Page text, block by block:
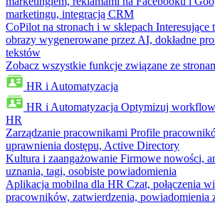
marketingu, integracją CRM
CoPilot na stronach i w sklepach Interesujące
obrazy wygenerowane przez AI, dokładne
tekstów
Zobacz wszystkie funkcje związane ze
HR i Automatyzacja
HR i Automatyzacja Optymizuj
HR
Zarządzanie pracownikami Profile
uprawnienia dostępu, Active Directory
Kultura i zaangażowanie Firmowe nowości,
uznania, tagi, osobiste powiadomienia
Aplikacja mobilna dla HR Czat, połączenia
pracowników, zatwierdzenia, powiadomienia